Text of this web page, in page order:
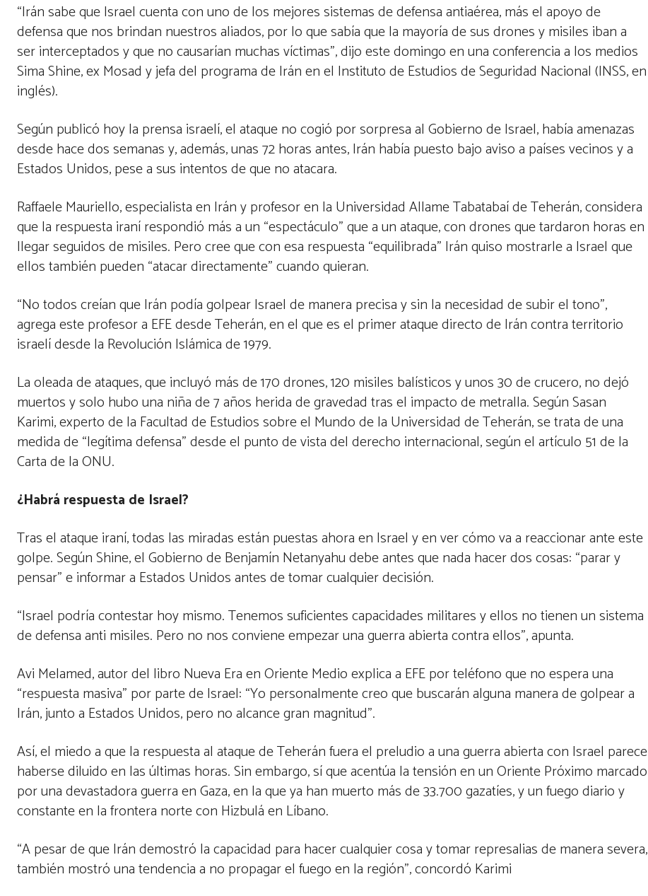
“Irán sabe que Israel cuenta con uno de los mejores sistemas de defensa antiaérea, más el apoyo de
defensa que nos brindan nuestros aliados, por lo que sabía que la mayoría de sus drones y misiles iban a
ser interceptados y que no causarían muchas víctimas”, dijo este domingo en una conferencia a los medios
Sima Shine, ex Mosad y jefa del programa de Irán en el Instituto de Estudios de Seguridad Nacional (INSS, en
inglés).
Según publicó hoy la prensa israelí, el ataque no cogió por sorpresa al Gobierno de Israel, había amenazas
desde hace dos semanas y, además, unas 72 horas antes, Irán había puesto bajo aviso a países vecinos y a
Estados Unidos, pese a sus intentos de que no atacara.
Raffaele Mauriello, especialista en Irán y profesor en la Universidad Allame Tabatabaí de Teherán, considera
que la respuesta iraní respondió más a un “espectáculo” que a un ataque, con drones que tardaron horas en
llegar seguidos de misiles. Pero cree que con esa respuesta “equilibrada” Irán quiso mostrarle a Israel que
ellos también pueden “atacar directamente” cuando quieran.
“No todos creían que Irán podía golpear Israel de manera precisa y sin la necesidad de subir el tono”,
agrega este profesor a EFE desde Teherán, en el que es el primer ataque directo de Irán contra territorio
israelí desde la Revolución Islámica de 1979.
La oleada de ataques, que incluyó más de 170 drones, 120 misiles balísticos y unos 30 de crucero, no dejó
muertos y solo hubo una niña de 7 años herida de gravedad tras el impacto de metralla. Según Sasan
Karimi, experto de la Facultad de Estudios sobre el Mundo de la Universidad de Teherán, se trata de una
medida de “legítima defensa” desde el punto de vista del derecho internacional, según el artículo 51 de la
Carta de la ONU.
¿Habrá respuesta de Israel?
Tras el ataque iraní, todas las miradas están puestas ahora en Israel y en ver cómo va a reaccionar ante este
golpe. Según Shine, el Gobierno de Benjamín Netanyahu debe antes que nada hacer dos cosas: “parar y
pensar” e informar a Estados Unidos antes de tomar cualquier decisión.
“Israel podría contestar hoy mismo. Tenemos suficientes capacidades militares y ellos no tienen un sistema
de defensa anti misiles. Pero no nos conviene empezar una guerra abierta contra ellos”, apunta.
Avi Melamed, autor del libro Nueva Era en Oriente Medio explica a EFE por teléfono que no espera una
“respuesta masiva” por parte de Israel: “Yo personalmente creo que buscarán alguna manera de golpear a
Irán, junto a Estados Unidos, pero no alcance gran magnitud”.
Así, el miedo a que la respuesta al ataque de Teherán fuera el preludio a una guerra abierta con Israel parece
haberse diluido en las últimas horas. Sin embargo, sí que acentúa la tensión en un Oriente Próximo marcado
por una devastadora guerra en Gaza, en la que ya han muerto más de 33.700 gazatíes, y un fuego diario y
constante en la frontera norte con Hizbulá en Líbano.
“A pesar de que Irán demostró la capacidad para hacer cualquier cosa y tomar represalias de manera severa,
también mostró una tendencia a no propagar el fuego en la región”, concordó Karimi